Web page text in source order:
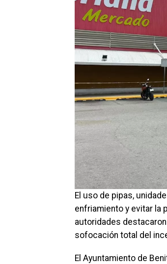
El uso de pipas,
enfriamiento y evitar la
autoridades
sofocación total del
El Ayuntamiento de